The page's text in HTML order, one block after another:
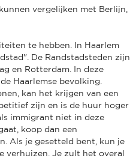
vergelijken met Berlijn,
te hebben. In Haarlem
De Randstadsteden zijn
en Rotterdam. In deze
Haarlemse bevolking.
kan het krijgen van een
zijn en is de huur hoger
immigrant niet in deze
koop dan een
Als je gesetteld bent, kun je
verhuizen. Je zult het overal